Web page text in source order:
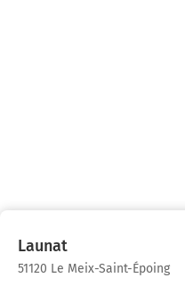
Launat
51120 Le Meix-Saint-Époing